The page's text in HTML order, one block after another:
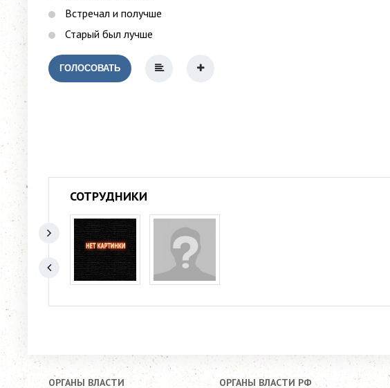
Встречал и получше
Старый был лучше
ГОЛОСОВАТЬ
СОТРУДНИКИ
ОРГАНЫ ВЛАСТИ ОРГАНЫ ВЛАСТИ РФ